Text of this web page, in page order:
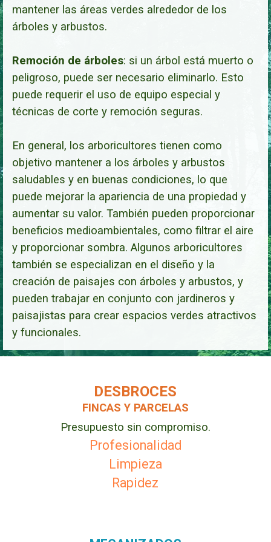
mantener las áreas verdes alrededor de los
árboles y arbustos.
Remoción de árboles: si un árbol está muerto o
peligroso, puede ser necesario eliminarlo. Esto
puede requerir el uso de equipo especial y
técnicas de corte y remoción seguras.
En general, los arboricultores tienen como
objetivo mantener a los árboles y arbustos
saludables y en buenas condiciones, lo que
puede mejorar la apariencia de una propiedad y
aumentar su valor. También pueden proporcionar
beneficios medioambientales, como filtrar el aire
y proporcionar sombra. Algunos arboricultores
también se especializan en el diseño y la
creación de paisajes con árboles y arbustos, y
pueden trabajar en conjunto con jardineros y
paisajistas para crear espacios verdes atractivos
y funcionales.
DESBROCES
FINCAS Y PARCELAS
Presupuesto sin compromiso.
Profesionalidad
Limpieza
Rapidez